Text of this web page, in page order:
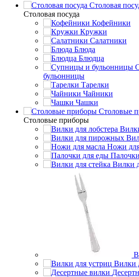
Столовая
Столовая посуда
Кофейники
Кружки
Салатники
Блюда
Блюдца
бульонницы
Тарелки
Чайники
Чашки
Cтоловые
Cтоловые приборы
Ножи
Вилки
Вилки